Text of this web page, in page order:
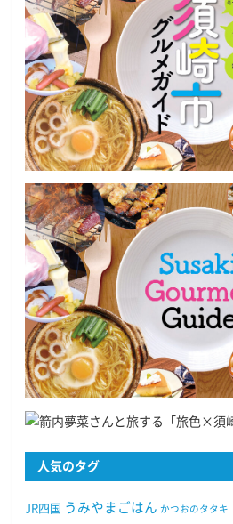
人気のタグ
JR四国 うみやまごはん かつおのタタキ